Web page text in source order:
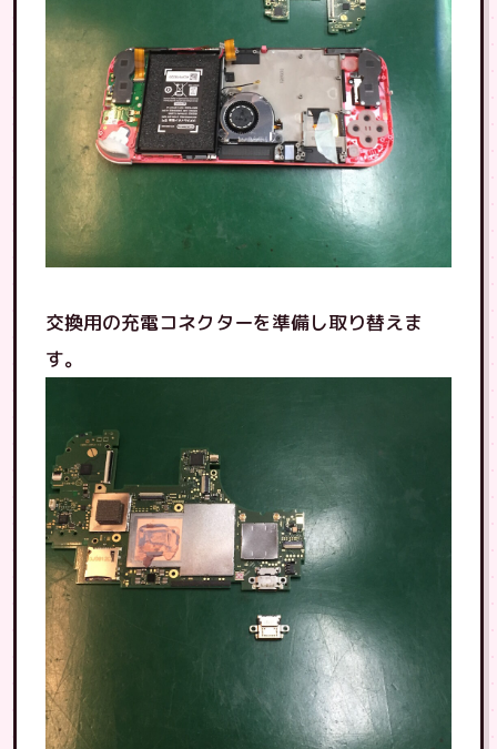
交換用の充電コネクターを準備し取り替えま
す。